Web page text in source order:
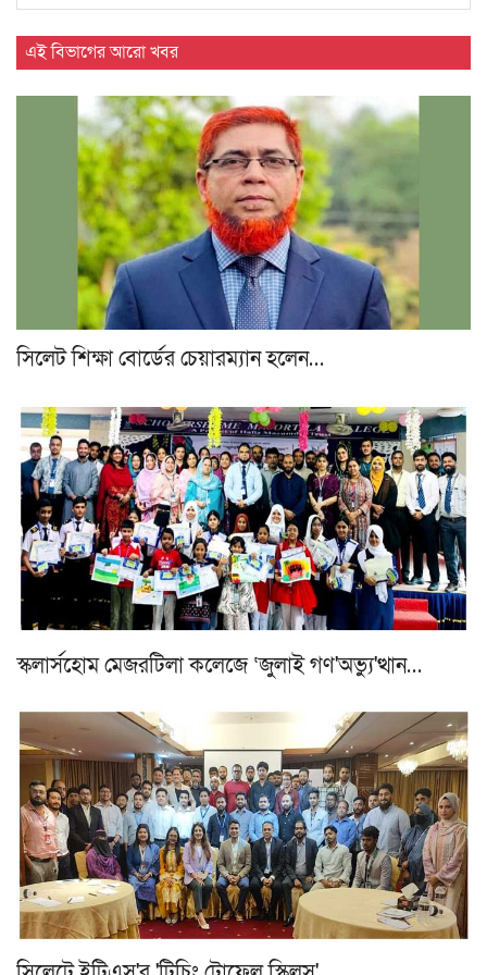
এই বিভাগের আরো খবর
সিলেট শিক্ষা বোর্ডের চেয়ারম্যান হলেন…
স্কলার্সহোম মেজরটিলা কলেজে ‘জুলাই গণ'অভ্যু'ত্থান…